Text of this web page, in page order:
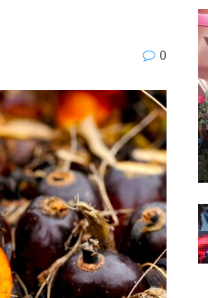
0